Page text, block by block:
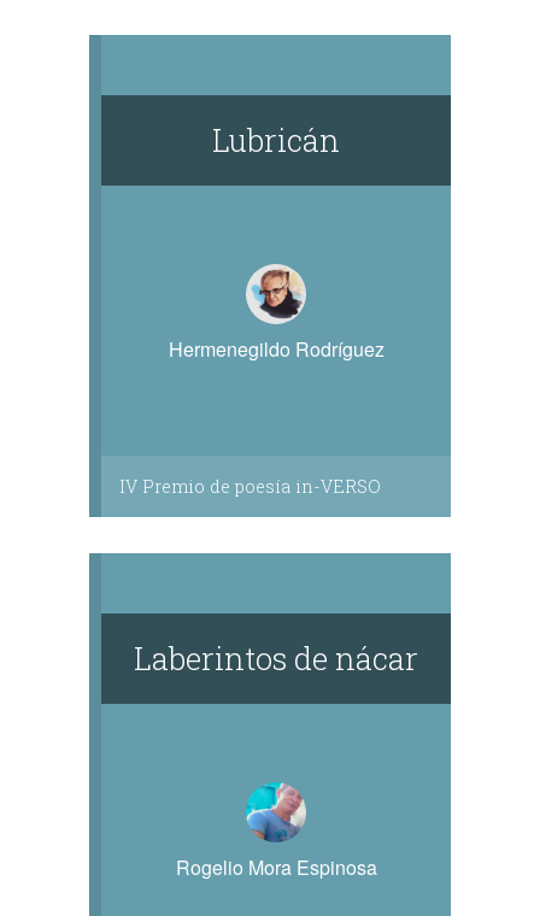
Lubricán
Hermenegildo Rodríguez
IV Premio de poesía in-VERSO
Laberintos de nácar
Rogelio Mora Espinosa